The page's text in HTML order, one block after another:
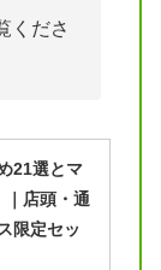
くださ
21選とマ
｜店頭・通
限定セッ